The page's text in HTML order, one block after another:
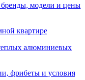
бренды, модели и цены
квартире
алюминиевых
фрибеты и условия